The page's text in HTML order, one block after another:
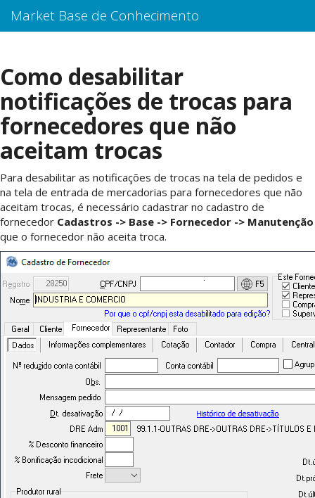
Market Base de Conhecimento
Como desabilitar
notificações de trocas para
fornecedores que não
aceitam trocas
Para desabilitar as notificações de trocas na tela de pedidos e
na tela de entrada de mercadorias para fornecedores que não
aceitam trocas, é necessário cadastrar no cadastro de
fornecedor Cadastros -> Base -> Fornecedor -> Manutenção
que o fornecedor não aceita troca.